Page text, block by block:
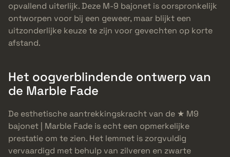
opvallend uiterlijk. Deze M-9 bajonet is oorspronkelijk
ontworpen voor bij een geweer, maar blijkt een
uitzonderlijke keuze te zijn voor gevechten op korte
afstand.
Het oogverblindende ontwerp van
de Marble Fade
De esthetische aantrekkingskracht van de ★ M9
bajonet | Marble Fade is echt een opmerkelijke
prestatie om te zien. Het lemmet is zorgvuldig
vervaardigd met behulp van zilveren en zwarte